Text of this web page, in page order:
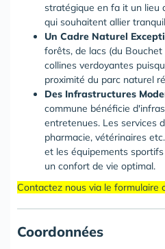
stratégique en fa it un lieu
qui souhaitent allier
Un Cadre Naturel
forêts, de lacs (du
collines verdoyantes
proximité du parc naturel
Des Infrastructures
commune bénéficie
entretenues. Les services
pharmacie, vétérinaires
et les équipements
un confort de vie optimal.
Contactez nous via le formulaire
Coordonnées